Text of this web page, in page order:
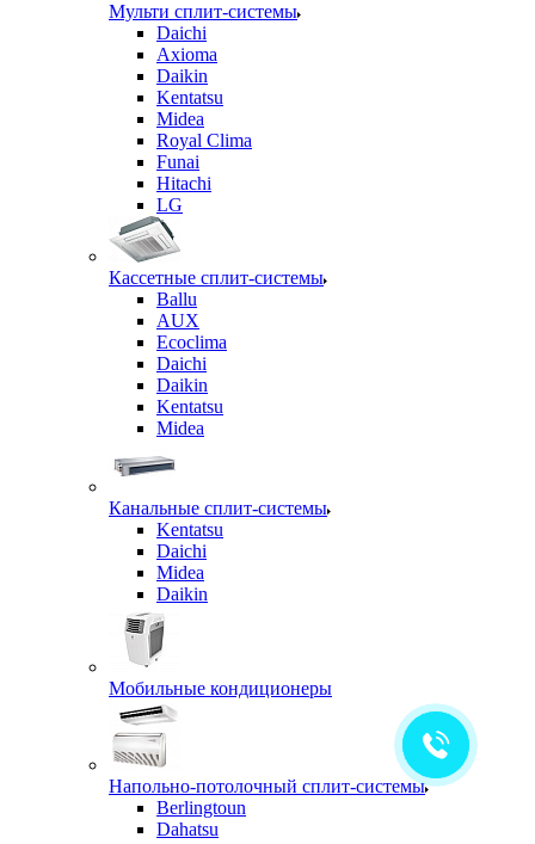
Мульти сплит-системы
Daichi
Axioma
Daikin
Kentatsu
Midea
Royal Clima
Funai
Hitachi
LG
Кассетные сплит-системы
Ballu
AUX
Ecoclima
Daichi
Daikin
Kentatsu
Midea
Канальные сплит-системы
Kentatsu
Daichi
Midea
Daikin
Мобильные кондиционеры
Напольно-потолочный сплит-системы
Berlingtoun
Dahatsu